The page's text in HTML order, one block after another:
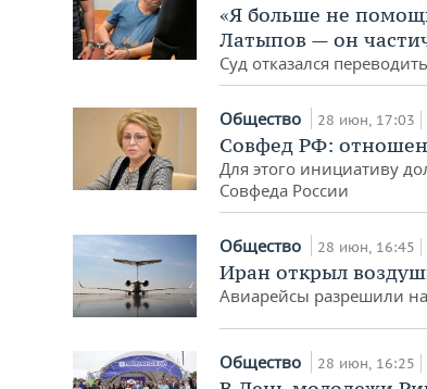
«Я больше не
Латыпов — он
Суд отказался
Общество 28 июн, 17:03
Совфед РФ:
Для этого инициативу
Совфеда России
Общество 28 июн, 16:45
Иран открыл
Авиарейсы разрешили
Общество 28 июн, 16:25